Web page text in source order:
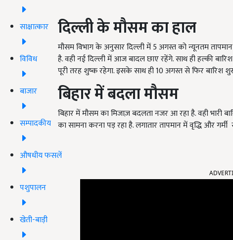
साक्षात्कार
विविध
बाजार
सम्पादकीय
औषधीय फसलें
पशुपालन
खेती-बाड़ी
दिल्लीकेमौसमकाहाल
मौसम विभाग के अनुसार दिल्ली में 5 अगस्त को न्यूनतम
है. वही नई दिल्ली में आज बादल छाए रहेंगे. साथ ही हल्की
पूरी तरह शुष्क रहेगा. इसके साथ ही 10 अगस्त से फिर बारिश
बिहारमेंबदलामौसम
बिहार में मौसम का मिजाज़ बदलता नजर आ रहा है. वही
का सामना करना पड़ रहा है. लगातार तापमान में वृद्धि और